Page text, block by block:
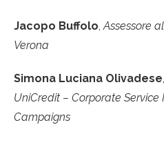
Jacopo Buffolo,Assessore
Verona
Simona Luciana Olivadese,
UniCredit – Corporate Service
Campaigns